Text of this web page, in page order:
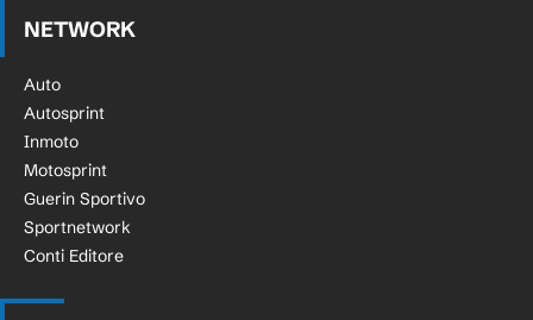
NETWORK
Auto
Autosprint
Inmoto
Motosprint
Guerin Sportivo
Sportnetwork
Conti Editore